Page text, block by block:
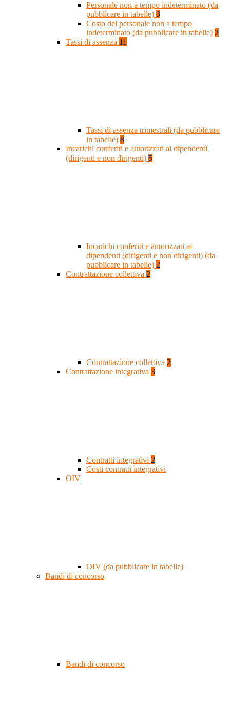
Personale non a tempo indeterminato (da
pubblicare in tabelle) 3
Costo del personale non a tempo
indeterminato (da pubblicare in tabelle) 2
Tassi di assenza 11
Tassi di assenza trimestrali (da pubblicare
in tabelle) 8
Incarichi conferiti e autorizzati ai dipendenti
(dirigenti e non dirigenti) 5
Incarichi conferiti e autorizzati ai
dipendenti (dirigenti e non dirigenti) (da
pubblicare in tabelle) 2
Contrattazione collettiva 2
Contrattazione collettiva 2
Contrattazione integrativa 3
Contratti integrativi 2
Costi contratti integrativi
OIV
OIV (da pubblicare in tabelle)
Bandi di concorso
Bandi di concorso